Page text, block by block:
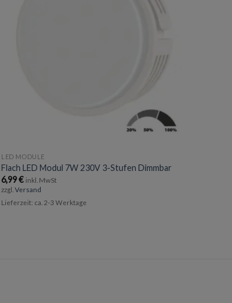
LED MODULE
Flach LED Modul 7W 230V 3-Stufen Dimmbar
6,99€ inkl. MwSt
zzgl.Versand
Lieferzeit: ca. 2-3 Werktage